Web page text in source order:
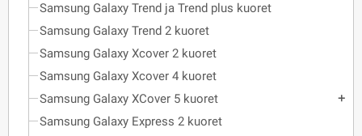
Samsung Galaxy Trend ja Trend plus kuoret
Samsung Galaxy Trend 2 kuoret
Samsung Galaxy Xcover 2 kuoret
Samsung Galaxy Xcover 4 kuoret
Samsung Galaxy XCover 5 kuoret
add
Samsung Galaxy Express 2 kuoret